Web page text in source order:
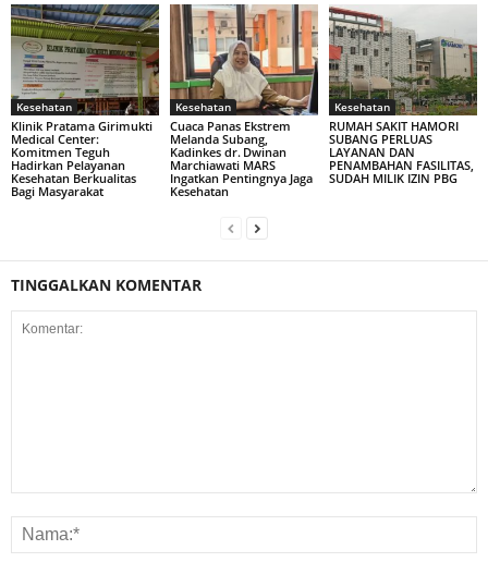
Kesehatan
Klinik Pratama Girimukti
Medical Center:
Komitmen Teguh
Hadirkan Pelayanan
Kesehatan Berkualitas
Bagi Masyarakat
Kesehatan
Cuaca Panas Ekstrem
Melanda Subang,
Kadinkes dr. Dwinan
Marchiawati MARS
Ingatkan Pentingnya Jaga
Kesehatan
Kesehatan
RUMAH SAKIT HAMORI
SUBANG PERLUAS
LAYANAN DAN
PENAMBAHAN FASILITAS,
SUDAH MILIK IZIN PBG
TINGGALKAN KOMENTAR